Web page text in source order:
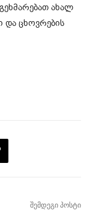
ახალ
ცხოვრების
შემდეგი პოსტი